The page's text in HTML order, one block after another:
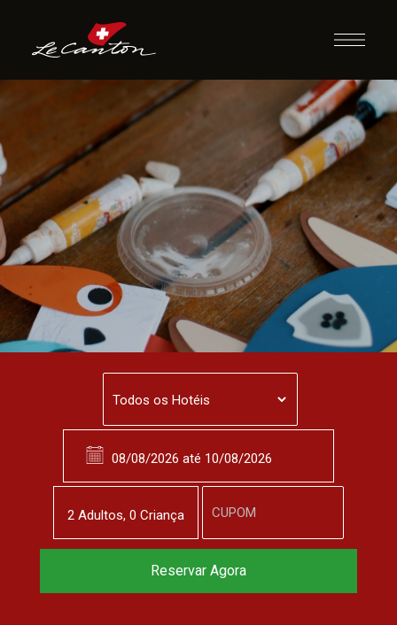
Artesanato
2 Adultos, 0 Criança
Reserve agora, com
Reservar Agora